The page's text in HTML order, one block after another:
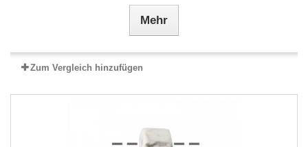
Mehr
Zum Vergleich hinzufügen